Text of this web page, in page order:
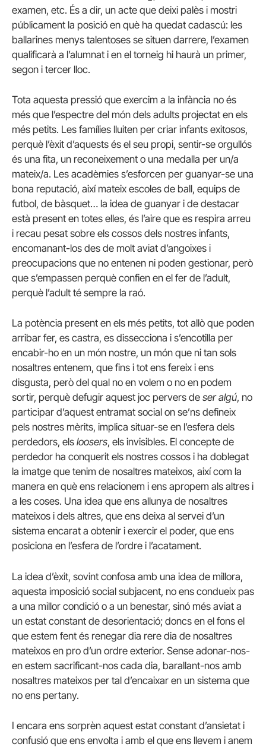
examen, etc. És a dir, un acte que deixi palès i mostri
públicament la posició en què ha quedat cadascú: les
ballarines menys talentoses se situen darrere, l’examen
qualificarà a l’alumnat i en el torneig hi haurà un primer,
segon i tercer lloc.
Tota aquesta pressió que exercim a la infància no és
més que l’espectre del món dels adults projectat en els
més petits. Les famílies lluiten per criar infants exitosos,
perquè l’èxit d’aquests és el seu propi, sentir-se orgullós
és una fita, un reconeixement o una medalla per un/a
mateix/a. Les acadèmies s’esforcen per guanyar-se una
bona reputació, així mateix escoles de ball, equips de
futbol, de bàsquet… la idea de guanyar i de destacar
està present en totes elles, és l’aire que es respira arreu
i recau pesat sobre els cossos dels nostres infants,
encomanant-los des de molt aviat d’angoixes i
preocupacions que no entenen ni poden gestionar, però
que s’empassen perquè confien en el fer de l’adult,
perquè l’adult té sempre la raó.
La potència present en els més petits, tot allò que poden
arribar fer, es castra, es dissecciona i s’encotilla per
encabir-ho en un món nostre, un món que ni tan sols
nosaltres entenem, que fins i tot ens fereix i ens
disgusta, però del qual no en volem o no en podem
sortir, perquè defugir aquest joc pervers de ser algú, no
participar d’aquest entramat social on se’ns defineix
pels nostres mèrits, implica situar-se en l’esfera dels
perdedors, els loosers, els invisibles. El concepte de
perdedor ha conquerit els nostres cossos i ha doblegat
la imatge que tenim de nosaltres mateixos, així com la
manera en què ens relacionem i ens apropem als altres i
a les coses. Una idea que ens allunya de nosaltres
mateixos i dels altres, que ens deixa al servei d’un
sistema encarat a obtenir i exercir el poder, que ens
posiciona en l’esfera de l’ordre i l’acatament.
La idea d’èxit, sovint confosa amb una idea de millora,
aquesta imposició social subjacent, no ens condueix pas
a una millor condició o a un benestar, sinó més aviat a
un estat constant de desorientació; doncs en el fons el
que estem fent és renegar dia rere dia de nosaltres
mateixos en pro d’un ordre exterior. Sense adonar-nos-
en estem sacrificant-nos cada dia, barallant-nos amb
nosaltres mateixos per tal d’encaixar en un sistema que
no ens pertany.
I encara ens sorprèn aquest estat constant d’ansietat i
confusió que ens envolta i amb el que ens llevem i anem